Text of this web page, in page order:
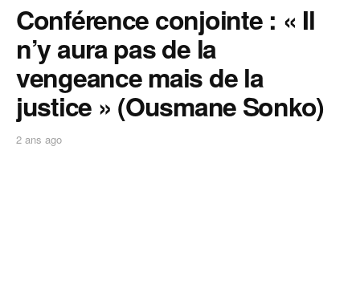
Conférence conjointe : « Il
n’y aura pas de la
vengeance mais de la
justice » (Ousmane Sonko)
2 ans ago